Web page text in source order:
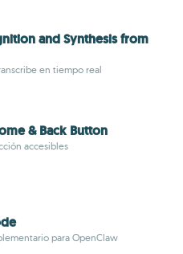
and Synthesis from
en tiempo real
& Back Button
accesibles
para OpenClaw